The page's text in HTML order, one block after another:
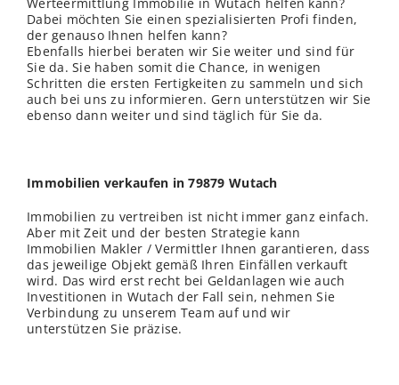
Werteermittlung Immobilie in Wutach helfen kann?
Dabei möchten Sie einen spezialisierten Profi finden,
der genauso Ihnen helfen kann?
Ebenfalls hierbei beraten wir Sie weiter und sind für
Sie da. Sie haben somit die Chance, in wenigen
Schritten die ersten Fertigkeiten zu sammeln und sich
auch bei uns zu informieren. Gern unterstützen wir Sie
ebenso dann weiter und sind täglich für Sie da.
Immobilien verkaufen in 79879 Wutach
Immobilien zu vertreiben ist nicht immer ganz einfach.
Aber mit Zeit und der besten Strategie kann
Immobilien Makler / Vermittler Ihnen garantieren, dass
das jeweilige Objekt gemäß Ihren Einfällen verkauft
wird. Das wird erst recht bei Geldanlagen wie auch
Investitionen in Wutach der Fall sein, nehmen Sie
Verbindung zu unserem Team auf und wir
unterstützen Sie präzise.